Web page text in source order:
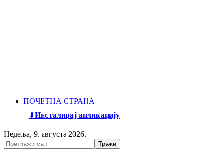
ПОЧЕТНА СТРАНА
Инсталирај апликацију
Недеља, 9. августа 2026.